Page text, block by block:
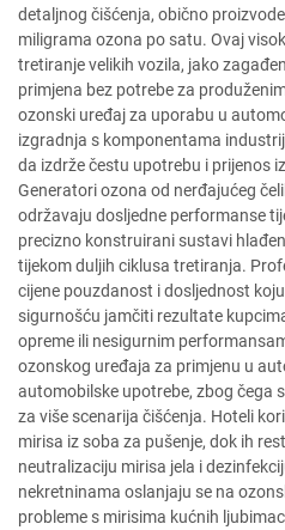
detaljnog čišćenja, obično
miligrama ozona po satu. Ovaj
tretiranje velikih vozila, jako
primjena bez potrebe za
ozonski uređaj za uporabu u
izgradnja s komponentama
da izdrže čestu upotrebu i prijenos
Generatori ozona od nerđajućeg
održavaju dosljedne performanse
precizno konstruirani sustavi
tijekom duljih ciklusa tretiranja.
cijene pouzdanost i dosljednost
sigurnošću jamčiti rezultate
opreme ili nesigurnim
ozonskog uređaja za primjenu u
automobilske upotrebe, zbog čega
za više scenarija čišćenja. Hoteli
mirisa iz soba za pušenje, dok ih
neutralizaciju mirisa jela i
nekretninama oslanjaju se na
probleme s mirisima kućnih